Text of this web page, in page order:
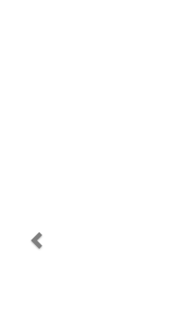
Navidad 🎄 Invierno